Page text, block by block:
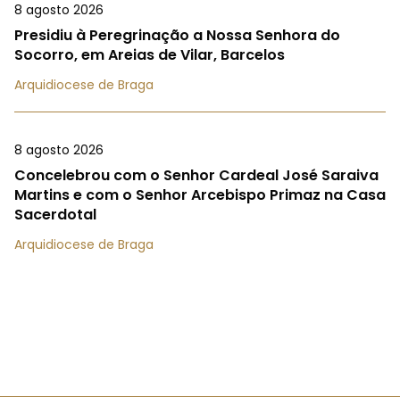
8 agosto 2026
Presidiu à Peregrinação a Nossa Senhora do
Socorro, em Areias de Vilar, Barcelos
Arquidiocese de Braga
8 agosto 2026
Concelebrou com o Senhor Cardeal José Saraiva
Martins e com o Senhor Arcebispo Primaz na Casa
Sacerdotal
Arquidiocese de Braga